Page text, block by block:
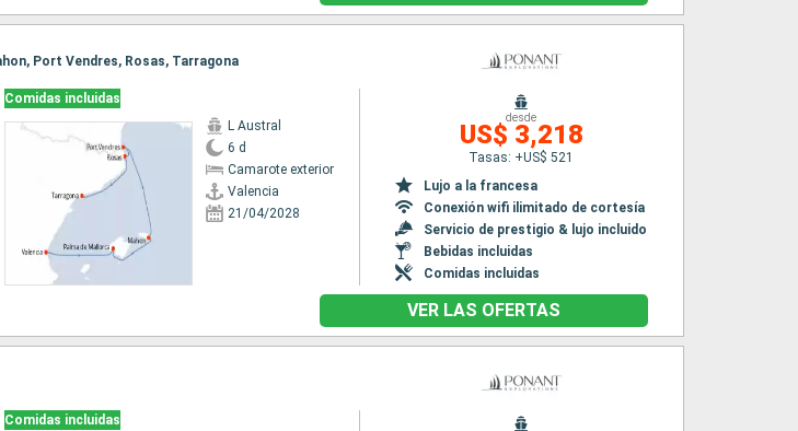
Port Vendres, Rosas, Tarragona
Comidas incluidas
L Austral
6 d
Camarote exterior
Valencia
21/04/2028
desde
US$ 3,218
Tasas: +US$ 521
Lujo a la francesa
Conexión wifi ilimitado de cortesía
Servicio de prestigio & lujo incluido
Bebidas incluidas
Comidas incluidas
VER LAS OFERTAS
Comidas incluidas